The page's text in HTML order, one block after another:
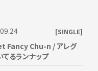
[SINGLE]
Fancy Chu-n / アレグ
てるランナップ